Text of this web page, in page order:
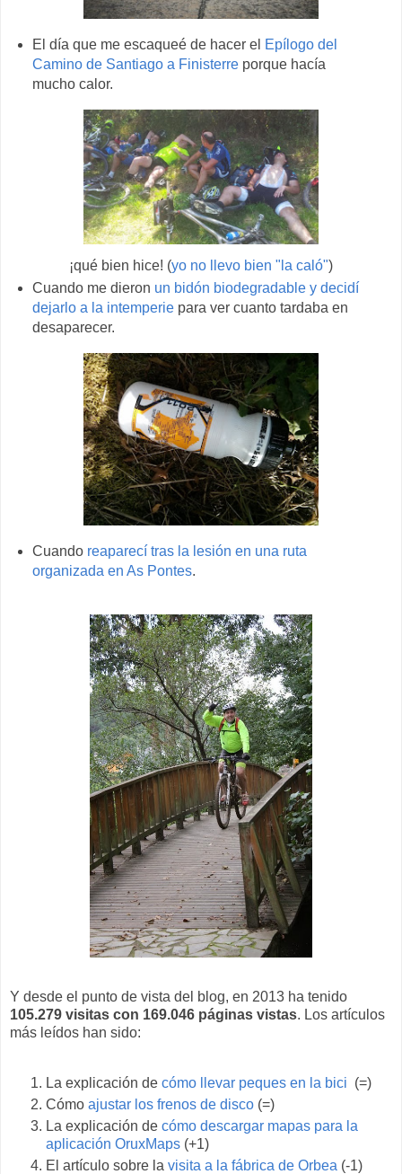
El día que me escaqueé de hacer el Epílogo del
Camino de Santiago a Finisterreporque hacía
mucho calor.
¡qué bien hice! (yo no llevo bien "la caló")
Cuando me dieron un bidón biodegradable y decidí
dejarlo a la intemperiepara ver cuanto tardaba en
desaparecer.
Cuando reaparecí tras la lesión en una ruta
organizada en As Pontes.
Y desde el punto de vista del blog, en 2013 ha tenido
105.279 visitas con 169.046 páginas vistas. Los artículos
más leídos han sido:
La explicación de cómo llevar peques en la bici (=)
Cómo ajustar los frenos de disco (=)
La explicación de cómo descargar mapas para la
aplicación OruxMaps (+1)
El artículo sobre la visita a la fábrica de Orbea (-1)